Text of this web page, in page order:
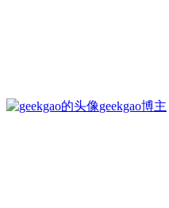
geekgao博主